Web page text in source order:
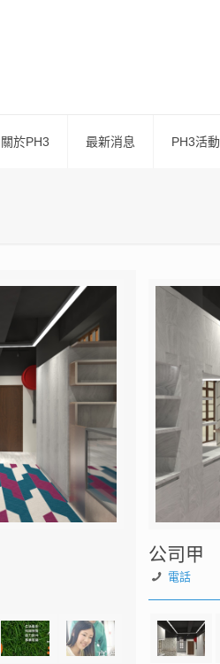
關於PH3 最新消息 PH3活動
公司甲
電話